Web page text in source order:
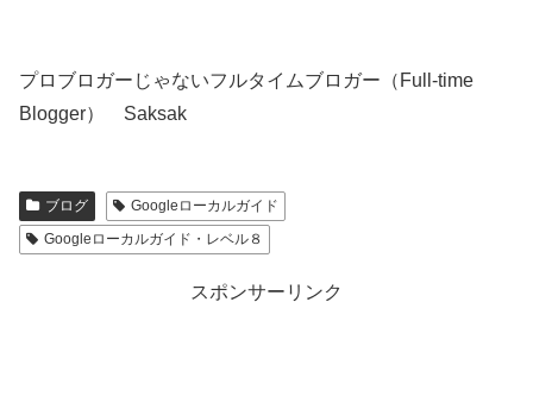
プロブロガーじゃないフルタイムブロガー（Full-time
Blogger） Saksak
ブログ
Googleローカルガイド
Googleローカルガイド・レベル８
スポンサーリンク